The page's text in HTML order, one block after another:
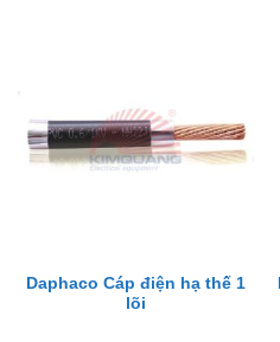
Daphaco Cáp điện hạ thế 1
lõi